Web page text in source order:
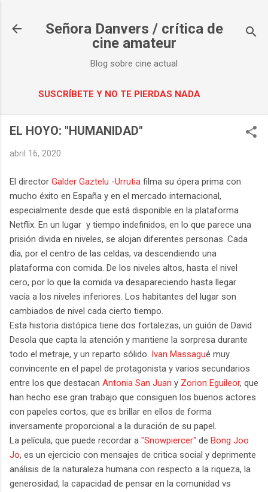
Señora Danvers / crítica de
cine amateur
Blog sobre cine actual
SUSCRÍBETE Y NO TE PIERDAS NADA
EL HOYO: "HUMANIDAD"
abril 16, 2020
El director Galder Gaztelu -Urrutia filma su ópera prima con
mucho éxito en España y en el mercado internacional,
especialmente desde que está disponible en la plataforma
Netflix. En un lugar y tiempo indefinidos, en lo que parece una
prisión divida en niveles, se alojan diferentes personas. Cada
día, por el centro de las celdas, va descendiendo una
plataforma con comida. De los niveles altos, hasta el nivel
cero, por lo que la comida va desapareciendo hasta llegar
vacía a los niveles inferiores. Los habitantes del lugar son
cambiados de nivel cada cierto tiempo.
Esta historia distópica tiene dos fortalezas, un guión de David
Desola que capta la atención y mantiene la sorpresa durante
todo el metraje, y un reparto sólido. Ivan Massagué muy
convincente en el papel de protagonista y varios secundarios
entre los que destacan Antonia San Juan y Zorion Eguileor, que
han hecho ese gran trabajo que consiguen los buenos actores
con papeles cortos, que es brillar en ellos de forma
inversamente proporcional a la duración de su papel.
La película, que puede recordar a "Snowpiercer" de Bong Joo
Jo, es un ejercicio con mensajes de critica social y deprimente
análisis de la naturaleza humana con respecto a la riqueza, la
generosidad, la capacidad de pensar en la comunidad vs